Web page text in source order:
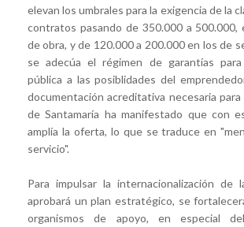
elevan los umbrales para la exigencia de la
contratos pasando de 350.000 a
de obra, y de 120.000 a 200.000 en los de
se adecúa el régimen de garantías
pública a las posiblidades del
documentación acreditativa necesaria
de Santamaría ha manifestado que con
amplía la oferta, lo que se traduce en
servicio".
Para impulsar la internacionalización de
aprobará un plan estratégico, se
organismos de apoyo, en especial